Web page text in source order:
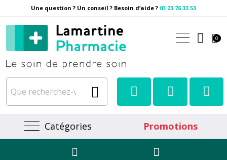
Une question ? Un conseil ? Besoin d’aide ? 03 23 76 33 53
Pharmacie Lamartine
0
Catégories Promotions